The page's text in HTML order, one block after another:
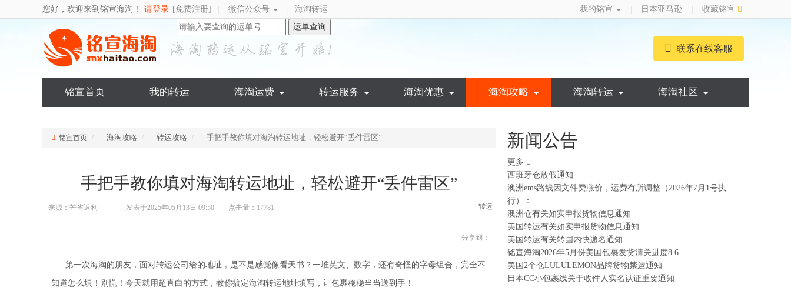
您好，欢迎来到铭宣海淘！ 请登录 [免费注册] 微信公众号 海淘转运 我的铭宣 日本亚马逊
收藏铭宣
运单查询
联系在线客服
铭宣首页 我的转运 海淘运费 转运服务 海淘优惠 海淘攻略 海淘转运 海淘社区
铭宣首页 海淘攻略 转运攻略 手把手教你填对海淘转运地址，轻松避开“丢件雷区”
手把手教你填对海淘转运地址，轻松避开“丢件雷区”
来源：芒省返利 发表于2025年05月13日 09:50 点击量：17781 转运
分享到：
第一次海淘的朋友，面对转运公司 给的地址，是不是感觉像看天书？一堆英文、数字，还有奇怪的字母组合，完全不
知道怎么填！别慌！今天就用超直白的方式，教你搞定海淘转运地址填写，让包裹稳稳当当送到手！
新闻公告
更多
西班牙仓放假通知
澳洲ems路线因文件费涨价，运费有所调整（2026年7月1号执
行）：
澳洲仓有关如实申报货物信息通知
美国转运有关如实申报货物信息通知
美国转运有关转国内快递名通知
铭宣海淘2026年5月份美国包裹发货清关进度8.6
美国2个仓LULULEMON品牌货物禁运通知
日本CC小包裹线关于收件人实名认证重要通知